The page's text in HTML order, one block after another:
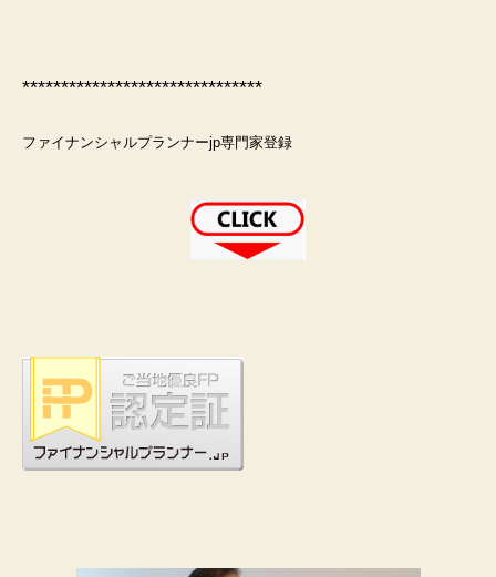
*******************************
ファイナンシャルプランナーjp専門家登録